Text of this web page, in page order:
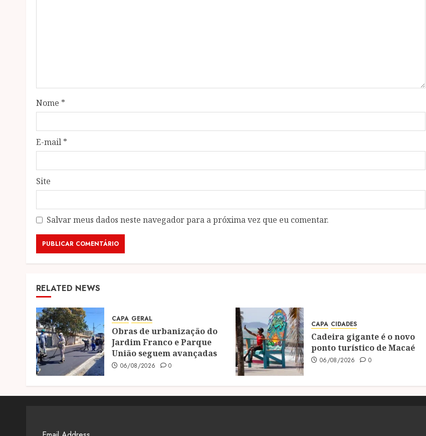
Nome *
E-mail *
Site
Salvar meus dados neste navegador para a próxima vez que eu comentar.
RELATED NEWS
CAPA GERAL
Obras de urbanização do
Jardim Franco e Parque
União seguem avançadas
06/08/2026 0
CAPA CIDADES
Cadeira gigante é o novo
ponto turístico de Macaé
06/08/2026 0